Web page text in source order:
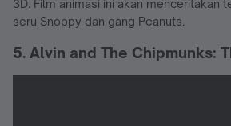
3D. Film animasi ini akan menceritakan
seru Snoppy dan gang Peanuts.
5. Alvin and The Chipmunks: